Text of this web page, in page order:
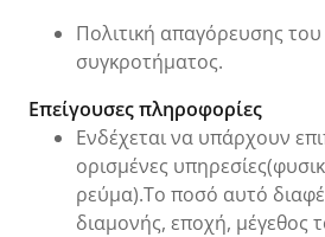
Πολιτική απαγόρευσης
συγκροτήματος.
Επείγουσες πληροφορίες
Ενδέχεται να υπάρχουν
ορισμένες
ρεύμα).Το ποσό αυτό
διαμονής, εποχή, μέγεθος